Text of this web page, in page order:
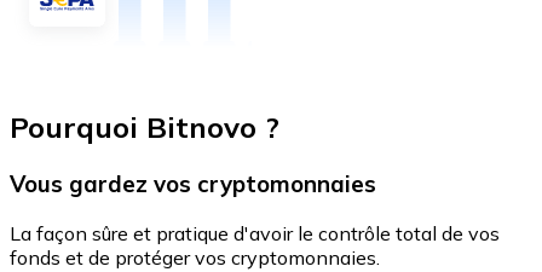
Pourquoi Bitnovo ?
Vous gardez vos cryptomonnaies
La façon sûre et pratique d'avoir le contrôle total de vos
fonds et de protéger vos cryptomonnaies.